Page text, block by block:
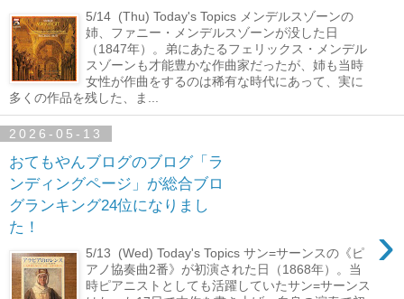
5/14 (Thu) Today's Topics メンデルスゾーンの
姉、ファニー・メンデルスゾーンが没した日
（1847年）。弟にあたるフェリックス・メンデル
スゾーンも才能豊かな作曲家だったが、姉も当時
女性が作曲をするのは稀有な時代にあって、実に
多くの作品を残した、ま...
2026-05-13
おてもやんブログのブログ「ラ
ンディングページ」が総合ブロ
グランキング24位になりまし
た！
›
5/13 (Wed) Today's Topics サン=サーンスの《ピ
アノ協奏曲2番》が初演された日（1868年）。当
時ピアニストとしても活躍していたサン=サーンス